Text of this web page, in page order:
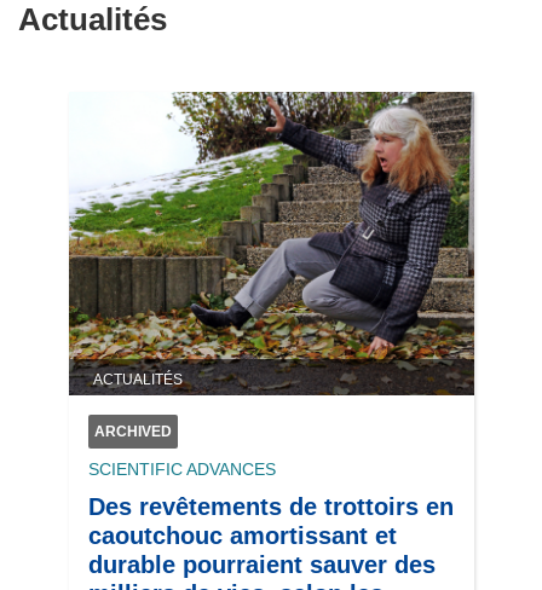
Actualités
ACTUALITÉS
ARCHIVED
SCIENTIFIC ADVANCES
Des revêtements de trottoirs en
caoutchouc amortissant et
durable pourraient sauver des